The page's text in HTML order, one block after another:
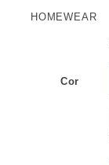
HOMEWEAR
Cor